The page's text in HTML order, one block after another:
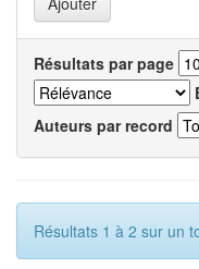
Résultats par page
Auteurs par record
Résultats 1 à 2 sur un